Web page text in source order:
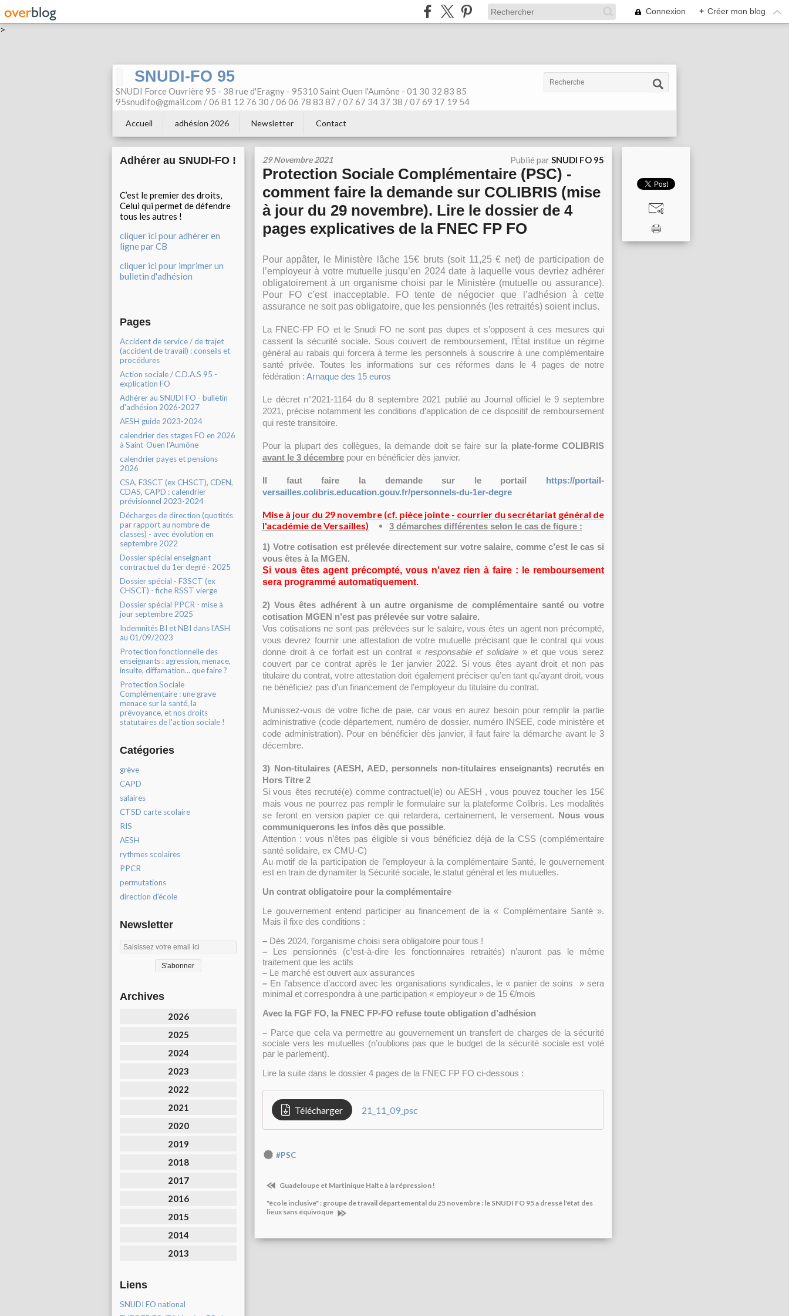
>
Connexion + Créer mon blog
SNUDI-FO 95
SNUDI Force Ouvrière 95 - 38 rue d'Eragny - 95310 Saint Ouen l'Aumône - 01 30 32 83 85
95snudifo@gmail.com / 06 81 12 76 30 / 06 06 78 83 87 / 07 67 34 37 38 / 07 69 17 19 54
Accueil adhésion 2026 Newsletter Contact
Adhérer au SNUDI-FO !
C’est le premier des droits,
Celui qui permet de défendre
tous les autres !
cliquer ici pour adhérer en
ligne par CB
cliquer ici pour imprimer un
bulletin d'adhésion
Pages
Accident de service / de trajet
(accident de travail) : conseils et
procédures
Action sociale / C.D.A.S 95 -
explication FO
Adhérer au SNUDI FO - bulletin
d'adhésion 2026-2027
AESH guide 2023-2024
calendrier des stages FO en 2026
à Saint-Ouen l'Aumône
calendrier payes et pensions
2026
CSA, F3SCT (ex CHSCT), CDEN,
CDAS, CAPD : calendrier
prévisionnel 2023-2024
Décharges de direction (quotités
par rapport au nombre de
classes) - avec évolution en
septembre 2022
Dossier spécial enseignant
contractuel du 1er degré - 2025
Dossier spécial - F3SCT (ex
CHSCT) - fiche RSST vierge
Dossier spécial PPCR - mise à
jour septembre 2025
Indemnités BI et NBI dans l'ASH
au 01/09/2023
Protection fonctionnelle des
enseignants : agression, menace,
insulte, diffamation... que faire ?
Protection Sociale
Complémentaire : une grave
menace sur la santé, la
prévoyance, et nos droits
statutaires de l'action sociale !
Catégories
grève
CAPD
salaires
CTSD carte scolaire
RIS
AESH
rythmes scolaires
PPCR
permutations
direction d'école
Newsletter
Archives
2026
2025
2024
2023
2022
2021
2020
2019
2018
2017
2016
2015
2014
2013
Liens
SNUDI FO national
29 Novembre 2021 Publié parSNUDI FO 95
Protection Sociale Complémentaire (PSC) -
comment faire la demande sur COLIBRIS (mise
à jour du 29 novembre). Lire le dossier de 4
pages explicatives de la FNEC FP FO
Pour appâter, le Ministère lâche 15€ bruts (soit 11,25€ net) de participation de
l’employeur à votre mutuelle jusqu’en 2024 date à laquelle vous devriez adhérer
obligatoirement à un organisme choisi par le Ministère (mutuelle ou assurance).
Pour FO c’est inacceptable. FO tente de négocier que l’adhésion à cette
assurance ne soit pas obligatoire, que les pensionnés (les retraités) soient inclus.
La FNEC-FP FO et le Snudi FO ne sont pas dupes et s’opposent à ces mesures qui
cassent la sécurité sociale. Sous couvert de remboursement, l’État institue un régime
général au rabais qui forcera à terme les personnels à souscrire à une complémentaire
santé privée. Toutes les informations sur ces réformes dans le 4 pages de notre
fédération : Arnaque des 15 euros
Le décret n°2021-1164 du 8 septembre 2021 publié au Journal officiel le 9 septembre
2021, précise notamment les conditions d’application de ce dispositif de remboursement
qui reste transitoire.
Pour la plupart des collègues, la demande doit se faire sur la plate-forme COLIBRIS
avant le 3 décembre pour en bénéficier dès janvier.
Il faut faire la demande sur le portail https://portail-
versailles.colibris.education.gouv.fr/personnels-du-1er-degre
Mise à jour du 29 novembre (cf. pièce jointe - courrier du secrétariat général de
l'académie de Versailles)
3 démarches différentes selon le cas de figure :
1) Votre cotisation est prélevée directement sur votre salaire, comme c’est le cas si
vous êtes à la MGEN.
Si vous êtes agent précompté, vous n'avez rien à faire : le remboursement
sera programmé automatiquement.
2) Vous êtes adhérent à un autre organisme de complémentaire santé ou votre
cotisation MGEN n’est pas prélevée sur votre salaire.
Vos cotisations ne sont pas prélevées sur le salaire, vous êtes un agent non précompté,
vous devrez fournir une attestation de votre mutuelle précisant que le contrat qui vous
donne droit à ce forfait est un contrat « responsable et solidaire » et que vous serez
couvert par ce contrat après le 1er janvier 2022. Si vous êtes ayant droit et non pas
titulaire du contrat, votre attestation doit également préciser qu’en tant qu’ayant droit, vous
ne bénéficiez pas d’un financement de l’employeur du titulaire du contrat.
Munissez-vous de votre fiche de paie, car vous en aurez besoin pour remplir la partie
administrative (code département, numéro de dossier, numéro INSEE, code ministère et
code administration). Pour en bénéficier dès janvier, il faut faire la démarche avant le 3
décembre.
3) Non-titulaires (AESH, AED, personnels non-titulaires enseignants) recrutés en
Hors Titre 2
Si vous êtes recruté(e) comme contractuel(le) ou AESH , vous pouvez toucher les 15€
mais vous ne pourrez pas remplir le formulaire sur la plateforme Colibris. Les modalités
se feront en version papier ce qui retardera, certainement, le versement. Nous vous
communiquerons les infos dès que possible.
Attention : vous n’êtes pas éligible si vous bénéficiez déjà de la CSS (complémentaire
santé solidaire, ex CMU-C)
Au motif de la participation de l’employeur à la complémentaire Santé, le gouvernement
est en train de dynamiter la Sécurité sociale, le statut général et les mutuelles.
Un contrat obligatoire pour la complémentaire
Le gouvernement entend participer au financement de la « Complémentaire Santé ».
Mais il fixe des conditions :
– Dès 2024, l’organisme choisi sera obligatoire pour tous !
– Les pensionnés (c’est-à-dire les fonctionnaires retraités) n’auront pas le même
traitement que les actifs
– Le marché est ouvert aux assurances
– En l’absence d’accord avec les organisations syndicales, le « panier de soins » sera
minimal et correspondra à une participation « employeur » de 15 €/mois
Avec la FGF FO, la FNEC FP-FO refuse toute obligation d’adhésion
– Parce que cela va permettre au gouvernement un transfert de charges de la sécurité
sociale vers les mutuelles (n’oublions pas que le budget de la sécurité sociale est voté
par le parlement).
Lire la suite dans le dossier 4 pages de la FNEC FP FO ci-dessous :
Télécharger 21_11_09_psc
#PSC
Guadeloupe et Martinique Halte à la répression !
"école inclusive" : groupe de travail départemental du 25 novembre : le SNUDI FO 95 a dressé l'état des
lieux sans équivoque